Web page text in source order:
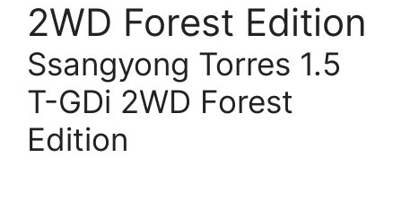
2WD Forest Edition
Ssangyong Torres 1.5
T-GDi 2WD Forest
Edition